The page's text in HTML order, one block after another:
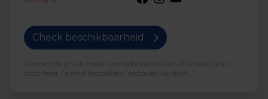
Check beschikbaarheid
Genoemde prijs is onder voorbehoud en kan afhankelijk van
soort feest / aantal bezoekers / techniek variëren.